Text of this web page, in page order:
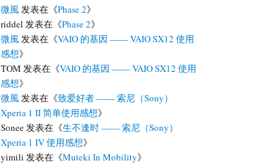
微風发表在《Phase 2》
riddel 发表在《Phase 2》
微風发表在《VAIO 的基因 —— VAIO SX12 使用
感想》
TOM 发表在《VAIO 的基因 —— VAIO SX12 使用
感想》
微風发表在《致爱好者 —— 索尼（Sony）
Xperia 1 II 简单使用感想》
Sonee发表在《生不逢时 —— 索尼（Sony）
Xperia 1 IV 使用感想》
yimili 发表在《Muteki In Mobility》